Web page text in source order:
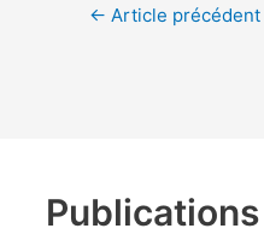
← Article précédent